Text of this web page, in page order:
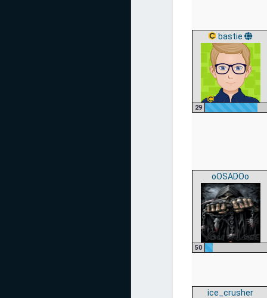
bastie
29
oOSADOo
50
ice_crusher